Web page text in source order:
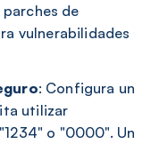
de
vulnerabilidades
: Configura un
utilizar
o "0000". Un